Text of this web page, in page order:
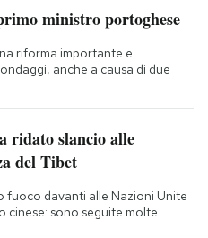
ministro portoghese
riforma importante e
anche a causa di due
ridato slancio alle
del Tibet
fuoco davanti alle Nazioni Unite
sono seguite molte